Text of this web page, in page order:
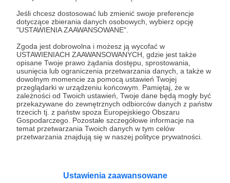
Jeśli chcesz dostosować lub zmienić swoje preferencje
dotyczące zbierania danych osobowych, wybierz opcję
"USTAWIENIA ZAAWANSOWANE".
Zgoda jest dobrowolna i możesz ją wycofać w
USTAWIENIACH ZAAWANSOWANYCH, gdzie jest także
opisane Twoje prawo żądania dostępu, sprostowania,
usunięcia lub ograniczenia przetwarzania danych, a także w
dowolnym momencie za pomocą ustawień Twojej
przeglądarki w urządzeniu końcowym. Pamiętaj, że w
zależności od Twoich ustawień, Twoje dane będą mogły być
przekazywane do zewnętrznych odbiorców danych z państw
trzecich tj. z państw spoza Europejskiego Obszaru
Gospodarczego. Pozostałe szczegółowe informacje na
temat przetwarzania Twoich danych w tym celów
przetwarzania znajdują się w naszej polityce prywatności.
Ustawienia zaawansowane
29.12.2025 ● Komentarze: 3
sylwestra 2025:) (Wideo)